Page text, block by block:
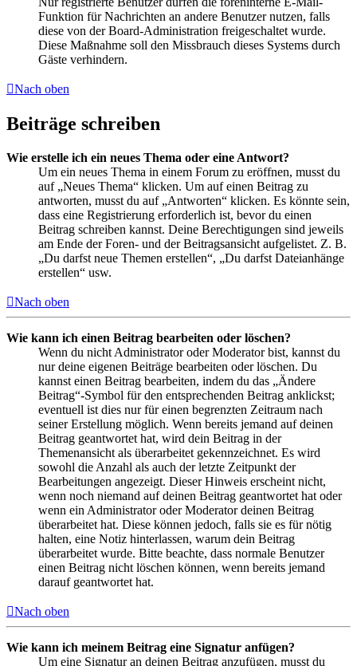
Funktion für Nachrichten an andere Benutzer nutzen, falls
diese von der Board-Administration freigeschaltet wurde.
Diese Maßnahme soll den Missbrauch dieses Systems durch
Gäste verhindern.
Nach oben
Beiträge schreiben
Wie erstelle ich ein neues Thema oder eine Antwort?
Um ein neues Thema in einem Forum zu eröffnen, musst du
auf „Neues Thema“ klicken. Um auf einen Beitrag zu
antworten, musst du auf „Antworten“ klicken. Es könnte sein,
dass eine Registrierung erforderlich ist, bevor du einen
Beitrag schreiben kannst. Deine Berechtigungen sind jeweils
am Ende der Foren- und der Beitragsansicht aufgelistet. Z. B.
„Du darfst neue Themen erstellen“, „Du darfst Dateianhänge
erstellen“ usw.
Nach oben
Wie kann ich einen Beitrag bearbeiten oder löschen?
Wenn du nicht Administrator oder Moderator bist, kannst du
nur deine eigenen Beiträge bearbeiten oder löschen. Du
kannst einen Beitrag bearbeiten, indem du das „Ändere
Beitrag“-Symbol für den entsprechenden Beitrag anklickst;
eventuell ist dies nur für einen begrenzten Zeitraum nach
seiner Erstellung möglich. Wenn bereits jemand auf deinen
Beitrag geantwortet hat, wird dein Beitrag in der
Themenansicht als überarbeitet gekennzeichnet. Es wird
sowohl die Anzahl als auch der letzte Zeitpunkt der
Bearbeitungen angezeigt. Dieser Hinweis erscheint nicht,
wenn noch niemand auf deinen Beitrag geantwortet hat oder
wenn ein Administrator oder Moderator deinen Beitrag
überarbeitet hat. Diese können jedoch, falls sie es für nötig
halten, eine Notiz hinterlassen, warum dein Beitrag
überarbeitet wurde. Bitte beachte, dass normale Benutzer
einen Beitrag nicht löschen können, wenn bereits jemand
darauf geantwortet hat.
Nach oben
Wie kann ich meinem Beitrag eine Signatur anfügen?
Um eine Signatur an deinen Beitrag anzufügen, musst du